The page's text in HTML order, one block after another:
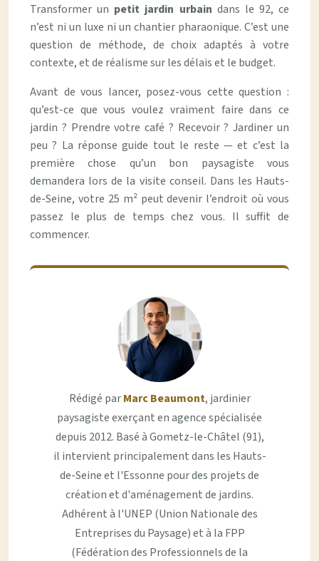
Transformer un petit jardin urbain dans le 92, ce
n’est ni un luxe ni un chantier pharaonique. C’est une
question de méthode, de choix adaptés à votre
contexte, et de réalisme sur les délais et le budget.
Avant de vous lancer, posez-vous cette question :
qu’est-ce que vous voulez vraiment faire dans ce
jardin ? Prendre votre café ? Recevoir ? Jardiner un
peu ? La réponse guide tout le reste — et c’est la
première chose qu’un bon paysagiste vous
demandera lors de la visite conseil. Dans les Hauts-
de-Seine, votre 25 m² peut devenir l’endroit où vous
passez le plus de temps chez vous. Il suffit de
commencer.
Rédigé parMarc Beaumont, jardinier
paysagiste exerçant en agence spécialisée
depuis 2012. Basé à Gometz-le-Châtel (91),
il intervient principalement dans les Hauts-
de-Seine et l'Essonne pour des projets de
création et d'aménagement de jardins.
Adhérent à l'UNEP (Union Nationale des
Entreprises du Paysage) et à la FPP
(Fédération des Professionnels de la